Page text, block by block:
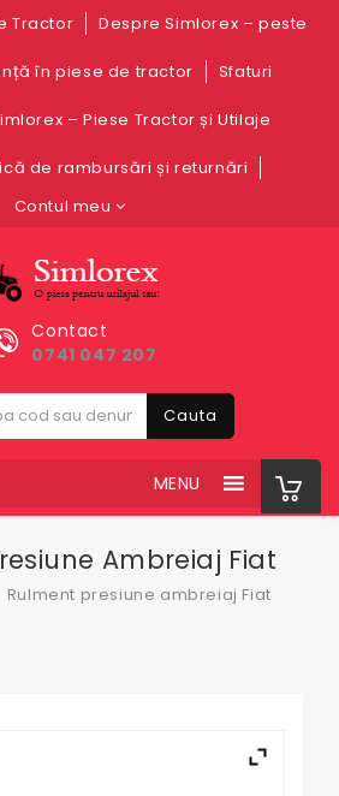
Tractor Despre Simlorex – peste
în piese de tractor Sfaturi
– Piese Tractor și Utilaje
de rambursări și returnări
Contul meu
Contact
0741 047 207
Cauta
MENU
Ambreiaj Fiat
Rulment presiune ambreiaj Fiat